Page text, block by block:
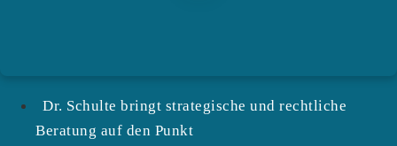
Dr. Schulte bringt strategische und rechtliche
Beratung auf den Punkt